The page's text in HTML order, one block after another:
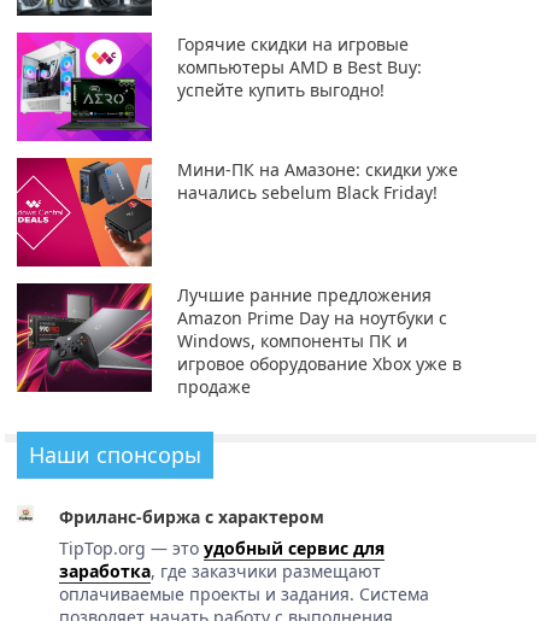
Горячие скидки на игровые
компьютеры AMD в Best Buy:
успейте купить выгодно!
Мини-ПК на Амазоне: скидки уже
начались sebelum Black Friday!
Лучшие ранние предложения
Amazon Prime Day на ноутбуки с
Windows, компоненты ПК и
игровое оборудование Xbox уже в
продаже
Наши спонсоры
Фриланс-биржа с характером
TipTop.org — это удобный сервис для
заработка, где заказчики размещают
оплачиваемые проекты и задания. Система